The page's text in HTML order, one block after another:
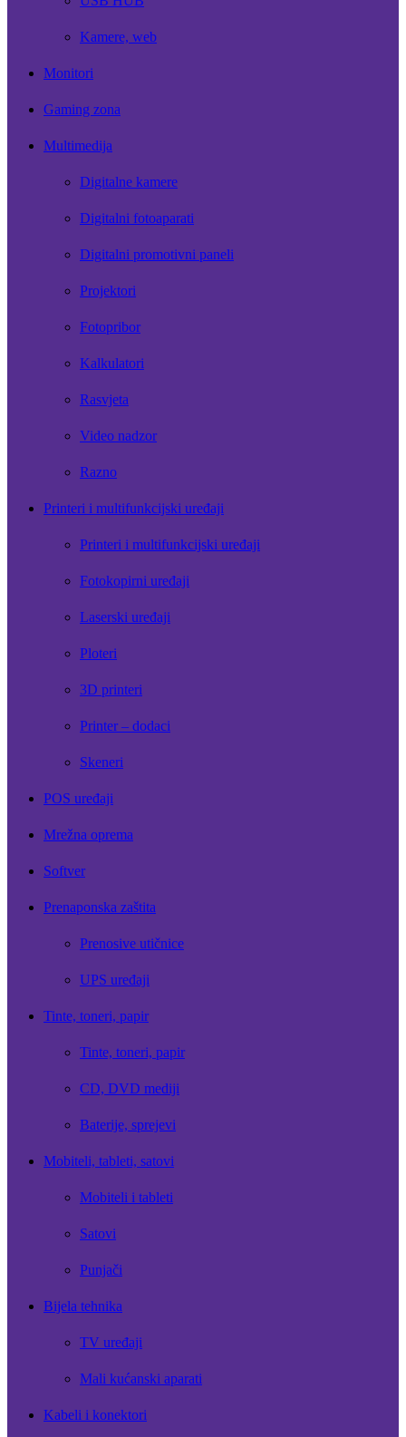
Kamere, web
Monitori
Gaming zona
Multimedija
Digitalne kamere
Digitalni fotoaparati
Digitalni promotivni paneli
Projektori
Fotopribor
Kalkulatori
Rasvjeta
Video nadzor
Razno
Printeri i multifunkcijski uređaji
Printeri i multifunkcijski uređaji
Fotokopirni uređaji
Laserski uređaji
Ploteri
3D printeri
Printer – dodaci
Skeneri
POS uređaji
Mrežna oprema
Softver
Prenaponska zaštita
Prenosive utičnice
UPS uređaji
Tinte, toneri, papir
Tinte, toneri, papir
CD, DVD mediji
Baterije, sprejevi
Mobiteli, tableti, satovi
Mobiteli i tableti
Satovi
Punjači
Bijela tehnika
TV uređaji
Mali kućanski aparati
Kabeli i konektori